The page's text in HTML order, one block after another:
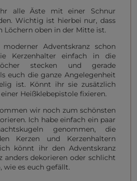
alle Äste mit einer Schnur
Wichtig ist hierbei nur, dass
Löchern oben in der Mitte ist.
Adventskranz schon
Kerzenhalter einfach in die
stecken und gerade
euch die ganze Angelegenheit
ist. Könnt ihr sie zusätzlich
Heißklebepistole fixieren.
wir noch zum schönsten
Ich habe einfach ein paar
genommen, die
Kerzen und Kerzenhaltern
könnt ihr den Adventskranz
anders dekorieren oder schlicht
wie es euch gefällt.